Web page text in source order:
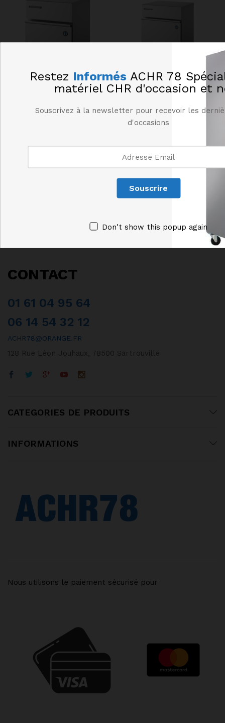
HOSHIZAKI IM-21CNE-HC –
HOSHIZAKI IM-45NE-HC
2515,00€
CONTACT
01 61 04 95 64
06 14 54 32 12
ACHR78@ORANGE.FR
CATEGORIES DE PRODUITS
INFORMATIONS
Nous utilisons le paiement sécurisé pour
Restez Informés ACHR 78
matériel CHR d'occasion et
Souscrivez à la newsletter pour recevoir les
d'occasions
Don't show this popup again